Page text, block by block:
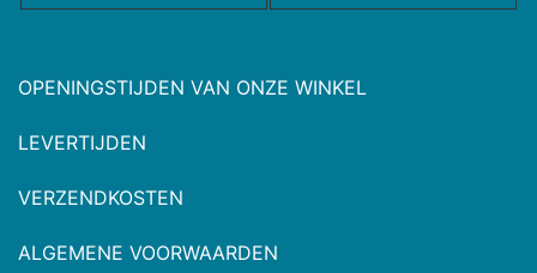
OPENINGSTIJDEN VAN ONZE WINKEL
LEVERTIJDEN
VERZENDKOSTEN
ALGEMENE VOORWAARDEN